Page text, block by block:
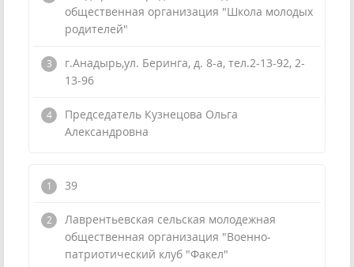
общественная организация "Школа молодых
родителей"
г.Анадырь,ул. Беринга, д. 8-а, тел.2-13-92, 2-
13-96
Председатель Кузнецова Ольга
Александровна
39
Лаврентьевская сельская молодежная
общественная организация "Военно-
патриотический клуб "Факел"